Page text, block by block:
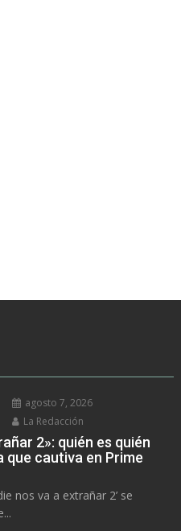
agosto 7, 2026
La Redacción
2»: quién es quién
que cautiva en Prime
nos va a extrañar 2’ se